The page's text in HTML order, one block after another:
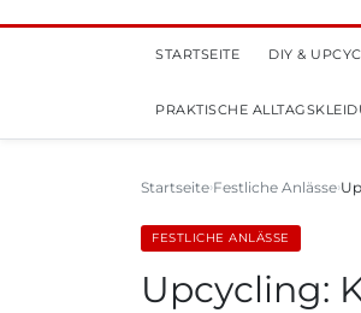
STARTSEITE DIY &
PRAKTISCHE
Startseite Festliche Anlässe
FESTLICHE ANLÄSSE
Upcycling: